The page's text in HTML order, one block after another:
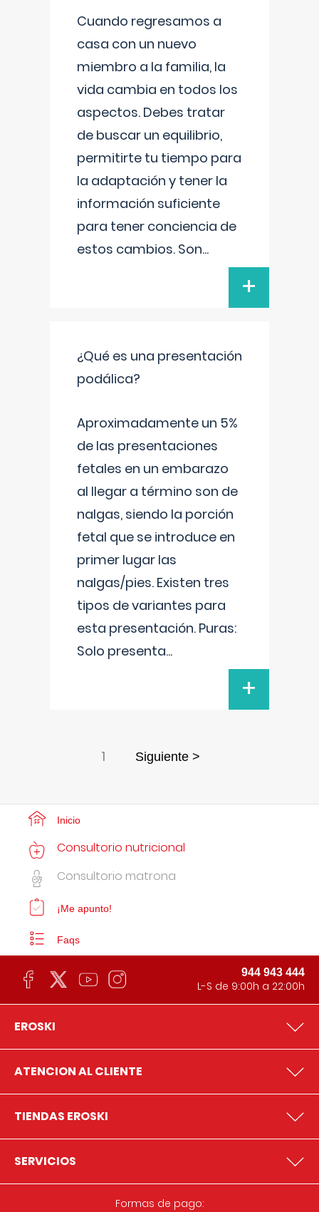
Cuando regresamos a
casa con un nuevo
miembro a la familia, la
vida cambia en todos los
aspectos. Debes tratar
de buscar un equilibrio,
permitirte tu tiempo para
la adaptación y tener la
información suficiente
para tener conciencia de
estos cambios. Son...
+
¿Qué es una presentación
podálica?
Aproximadamente un 5%
de las presentaciones
fetales en un embarazo
al llegar a término son de
nalgas, siendo la porción
fetal que se introduce en
primer lugar las
nalgas/pies. Existen tres
tipos de variantes para
esta presentación. Puras:
Solo presenta...
+
1 Siguiente >
Inicio
Consultorio nutricional
Consultorio matrona
¡Me apunto!
Faqs
944 943 444
L-S de 9:00h a 22:00h
EROSKI
ATENCION AL CLIENTE
TIENDAS EROSKI
SERVICIOS
Formas de pago: